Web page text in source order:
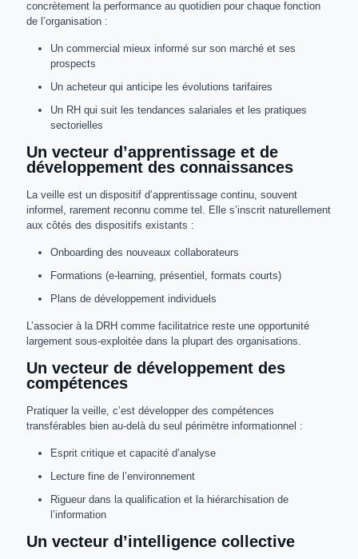
concrètement la performance au quotidien pour chaque fonction
de l’organisation :
Un commercial mieux informé sur son marché et ses
prospects
Un acheteur qui anticipe les évolutions tarifaires
Un RH qui suit les tendances salariales et les pratiques
sectorielles
Un vecteur d’apprentissage et de
développement des connaissances
La veille est un dispositif d’apprentissage continu, souvent
informel, rarement reconnu comme tel. Elle s’inscrit naturellement
aux côtés des dispositifs existants :
Onboarding des nouveaux collaborateurs
Formations (e-learning, présentiel, formats courts)
Plans de développement individuels
L’associer à la DRH comme facilitatrice reste une opportunité
largement sous-exploitée dans la plupart des organisations.
Un vecteur de développement des
compétences
Pratiquer la veille, c’est développer des compétences
transférables bien au-delà du seul périmètre informationnel :
Esprit critique et capacité d’analyse
Lecture fine de l’environnement
Rigueur dans la qualification et la hiérarchisation de
l’information
Un vecteur d’intelligence collective